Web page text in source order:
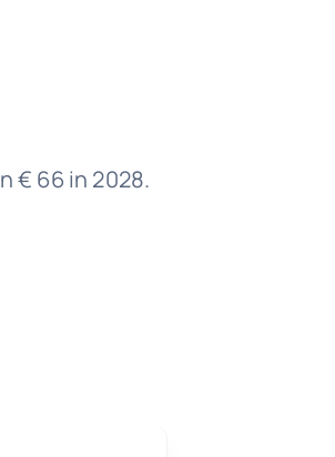
€ 66 in 2028.